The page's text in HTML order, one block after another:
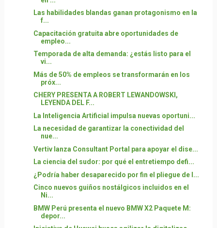
Las habilidades blandas ganan protagonismo en la
f...
Capacitación gratuita abre oportunidades de
empleo...
Temporada de alta demanda: ¿estás listo para el
vi...
Más de 50% de empleos se transformarán en los
próx...
CHERY PRESENTA A ROBERT LEWANDOWSKI,
LEYENDA DEL F...
La Inteligencia Artificial impulsa nuevas oportuni...
La necesidad de garantizar la conectividad del
nue...
Vertiv lanza Consultant Portal para apoyar el dise...
La ciencia del sudor: por qué el entretiempo defi...
¿Podría haber desaparecido por fin el pliegue de l...
Cinco nuevos guiños nostálgicos incluidos en el
Ni...
BMW Perú presenta el nuevo BMW X2 Paquete M:
depor...